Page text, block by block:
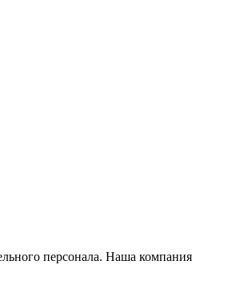
персонала. Наша компания